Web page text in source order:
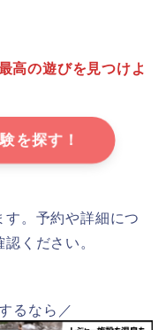
高の遊びを見つけよ
を探す！
。予約や詳細につ
ください。
るなら／